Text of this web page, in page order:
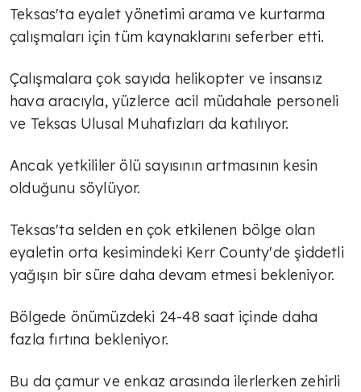
Teksas'ta eyalet yönetimi arama ve kurtarma
çalışmaları için tüm kaynaklarını seferber etti.
Çalışmalara çok sayıda helikopter ve insansız
hava aracıyla, yüzlerce acil müdahale personeli
ve Teksas Ulusal Muhafızları da katılıyor.
Ancak yetkililer ölü sayısının artmasının kesin
olduğunu söylüyor.
Teksas'ta selden en çok etkilenen bölge olan
eyaletin orta kesimindeki Kerr County'de şiddetli
yağışın bir süre daha devam etmesi bekleniyor.
Bölgede önümüzdeki 24-48 saat içinde daha
fazla fırtına bekleniyor.
Bu da çamur ve enkaz arasında ilerlerken zehirli